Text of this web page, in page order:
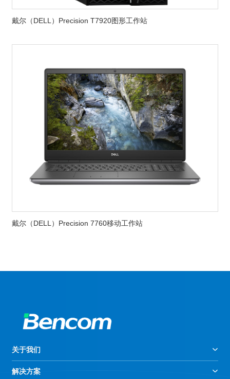
戴尔（DELL）Precision T7920图形工作站
戴尔（DELL）Precision 7760移动工作站
关于我们
解决方案